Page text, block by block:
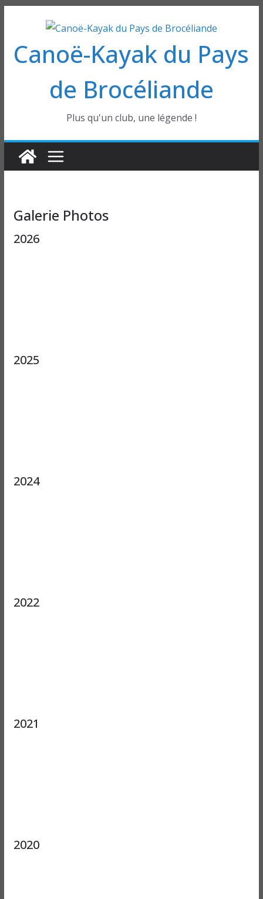
contenu
Canoë-Kayak du Pays
de Brocéliande
Plus qu'un club, une légende !
Galerie Photos
2026
2025
2024
2022
2021
2020